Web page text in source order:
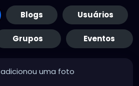
Blogs Usuários
Grupos Eventos
adicionou uma foto